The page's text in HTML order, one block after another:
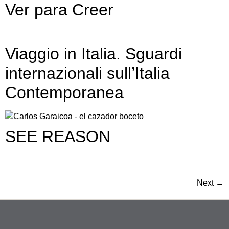
Ver para Creer
Viaggio in Italia. Sguardi
internazionali sull’Italia
Contemporanea
SEE REASON
Next →